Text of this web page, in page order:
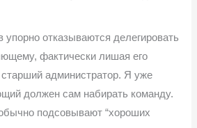
упорно отказываются делегировать
фактически лишая его
администратор. Я уже
должен сам набирать команду.
подсовывают “хороших